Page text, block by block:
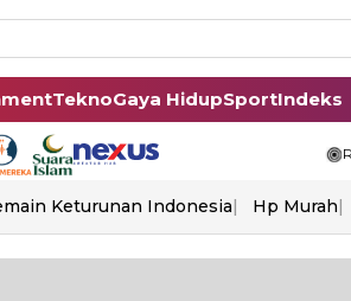
TeknoGaya HidupSportIndeks
Keturunan Indonesia Hp Murah